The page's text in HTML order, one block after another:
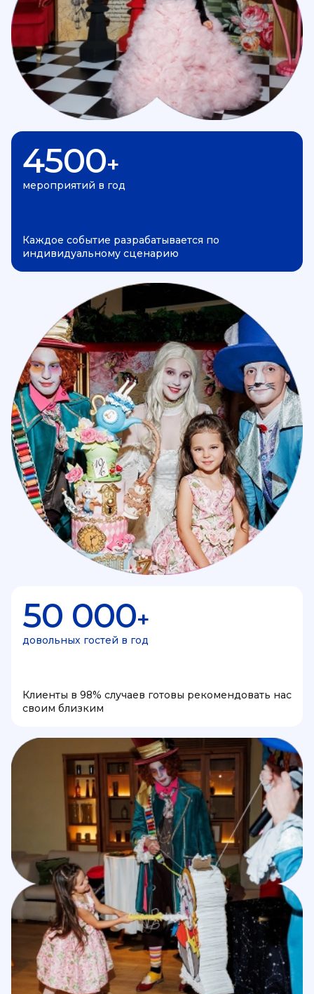
4500+
мероприятий в год
Каждое событие разрабатывается по
индивидуальному сценарию
50 000+
довольных гостей в год
Клиенты в 98% случаев готовы рекомендовать нас
своим близким